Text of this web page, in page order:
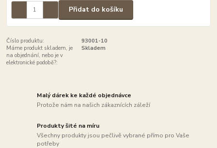
Přidat do košíku
Číslo produktu:
93001-10
Máme produkt skladem, je
na objednání, nebo je v
elektronické podobě?:
Skladem
Malý dárek ke každé objednávce
Protože nám na našich zákaznících záleží
Produkty šité na míru
Všechny produkty jsou pečlivě vybrané přímo pro Vaše
potřeby